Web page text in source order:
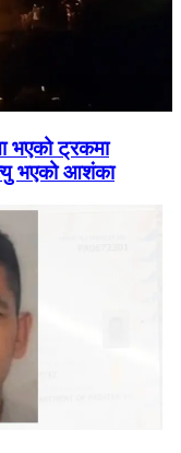
भएको ट्रकमा
भएको आशंका